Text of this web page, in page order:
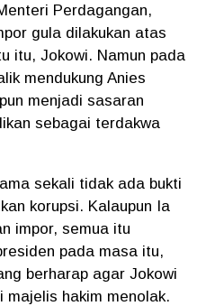
Perdagangan,
gula dilakukan atas
itu, Jokowi. Namun pada
mendukung Anies
menjadi sasaran
sebagai terdakwa
sekali tidak ada bukti
korupsi. Kalaupun Ia
impor, semua itu
pada masa itu,
berharap agar Jokowi
majelis hakim menolak.